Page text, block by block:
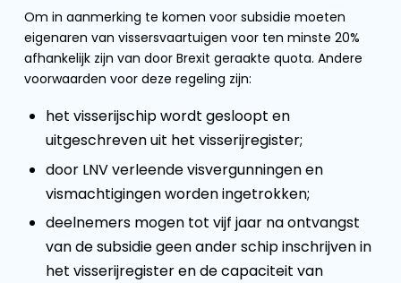
Om in aanmerking te komen voor subsidie moeten
eigenaren van vissersvaartuigen voor ten minste 20%
afhankelijk zijn van door Brexit geraakte quota. Andere
voorwaarden voor deze regeling zijn:
het visserijschip wordt gesloopt en
uitgeschreven uit het visserijregister;
door LNV verleende visvergunningen en
vismachtigingen worden ingetrokken;
deelnemers mogen tot vijf jaar na ontvangst
van de subsidie geen ander schip inschrijven in
het visserijregister en de capaciteit van